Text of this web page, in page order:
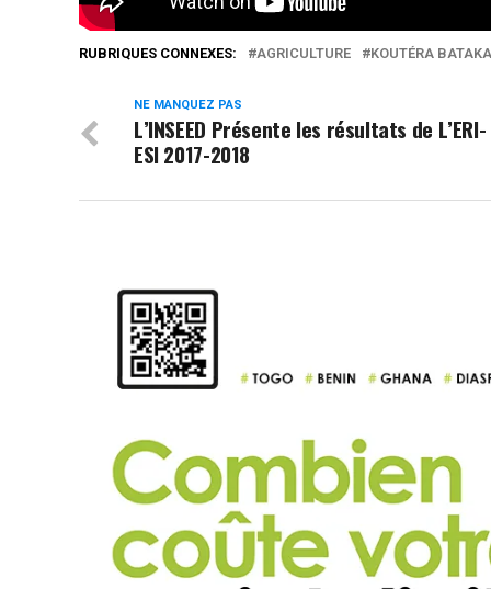
RUBRIQUES CONNEXES: AGRICULTURE KOUTÉRA BATAKA
NE MANQUEZ PAS
L’INSEED Présente les résultats de L’ERI-
ESI 2017-2018